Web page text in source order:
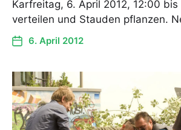
Karfreitag, 6. April 2012, 12:00 bis
verteilen und Stauden pflanzen.
6. April 2012